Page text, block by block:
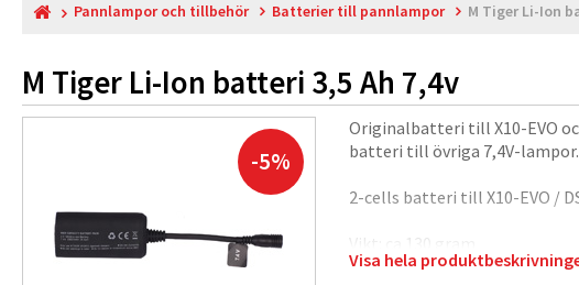
Pannlampor och tillbehör Batterier till pannlampor M Tiger Li-Ion
M Tiger Li-Ion batteri 3,5 Ah 7,4v
-5%
Originalbatteri till X10-EVO
batteri till övriga 7,4V-lampor.
2-cells batteri till X10-EVO /
Vikt: ca 130 gram
Visa hela